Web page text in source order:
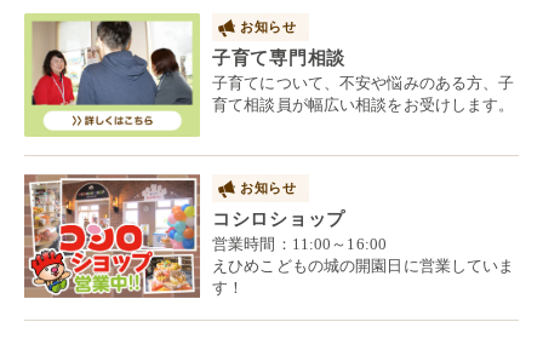
お知らせ
子育て専門相談
子育てについて、不安や悩みのある方、子
育て相談員が幅広い相談をお受けします。
お知らせ
コシロショップ
営業時間：11:00～16:00
えひめこどもの城の開園日に営業していま
す！